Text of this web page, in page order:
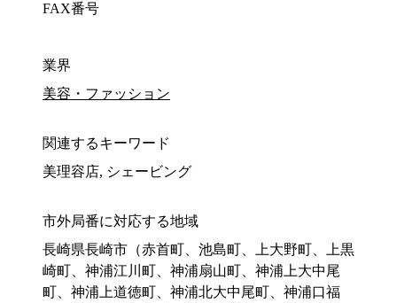
FAX番号
業界
美容・ファッション
関連するキーワード
美理容店, シェービング
市外局番に対応する地域
長崎県長崎市（赤首町、池島町、上大野町、上黒
崎町、神浦江川町、神浦扇山町、神浦上大中尾
町、神浦上道徳町、神浦北大中尾町、神浦口福